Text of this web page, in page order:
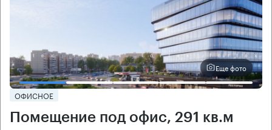
Еще фото
ОФИСНОЕ
Помещение под офис, 291 кв.м